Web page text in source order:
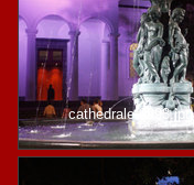
cathedrale-0993.jpg